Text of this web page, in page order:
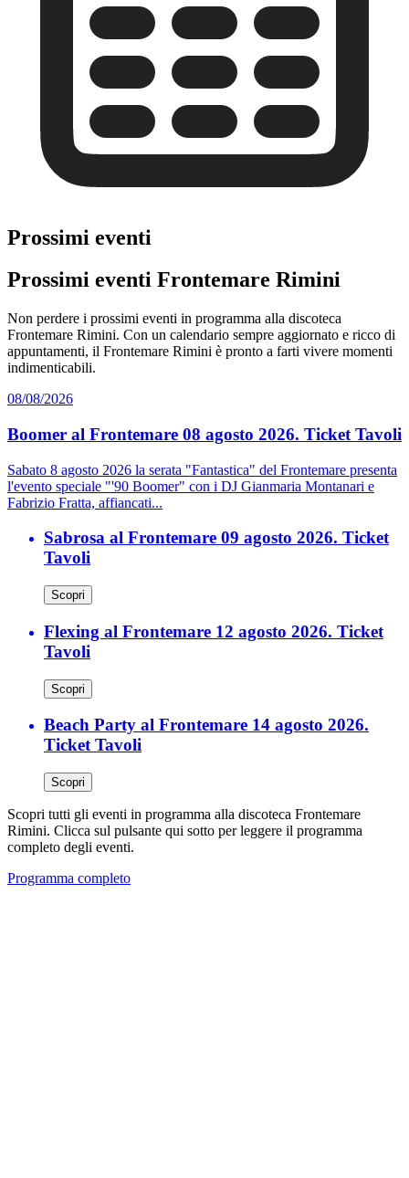
Prossimi eventi
Prossimi eventi Frontemare Rimini
Non perdere i prossimi eventi in programma alla discoteca
Frontemare Rimini. Con un calendario sempre aggiornato e ricco di
appuntamenti, il Frontemare Rimini è pronto a farti vivere momenti
indimenticabili.
08/08/2026
Boomer al Frontemare 08 agosto 2026. Ticket Tavoli
Sabato 8 agosto 2026 la serata "Fantastica" del Frontemare presenta
l'evento speciale "'90 Boomer" con i DJ Gianmaria Montanari e
Fabrizio Fratta, affiancati...
Sabrosa al Frontemare 09 agosto 2026. Ticket
Tavoli
Scopri
Flexing al Frontemare 12 agosto 2026. Ticket
Tavoli
Scopri
Beach Party al Frontemare 14 agosto 2026.
Ticket Tavoli
Scopri
Scopri tutti gli eventi in programma alla discoteca Frontemare
Rimini. Clicca sul pulsante qui sotto per leggere il programma
completo degli eventi.
Programma completo